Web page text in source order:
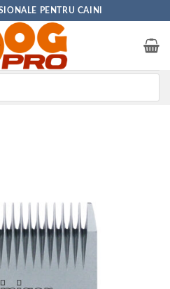
PENTRU CAINI